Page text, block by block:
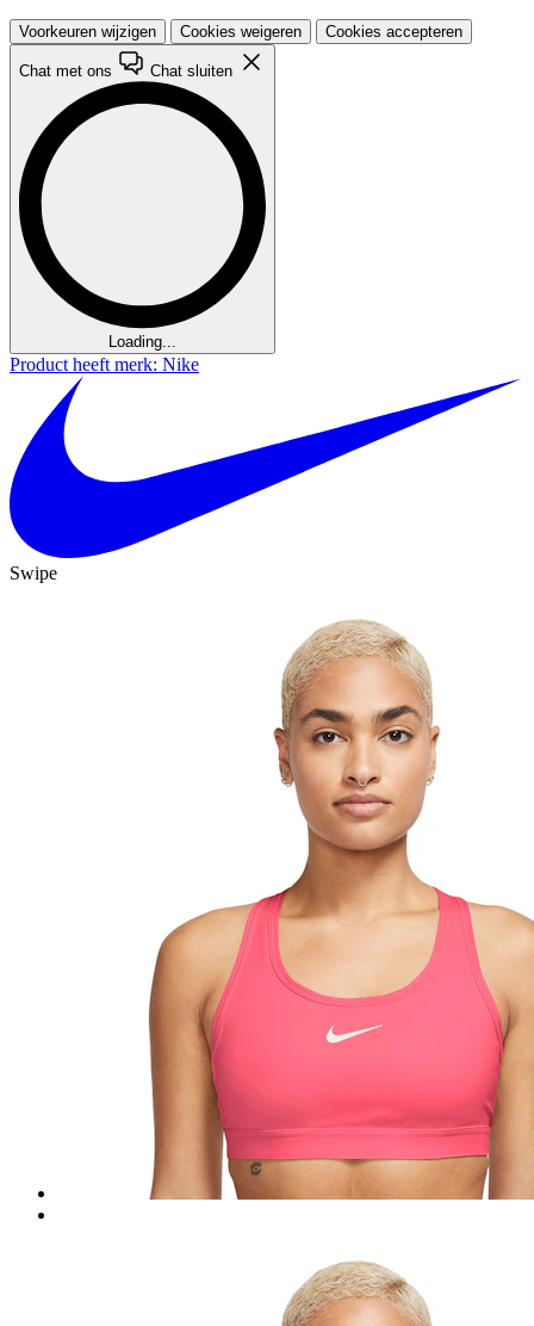
Voorkeuren wijzigen Cookies weigeren Cookies accepteren
Chat met ons Chat sluiten
Loading...
Product heeft merk: Nike
Swipe